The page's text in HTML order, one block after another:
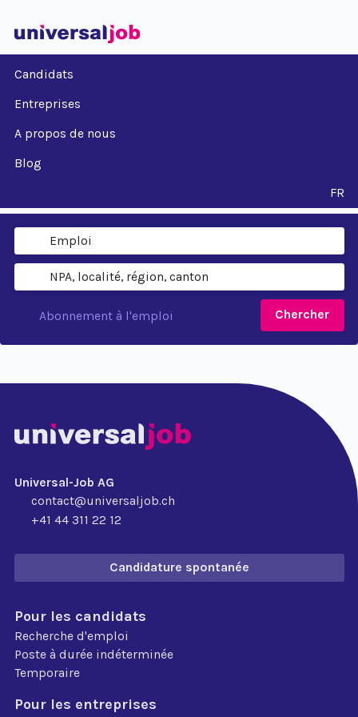
Candidats
Entreprises
A propos de nous
Blog
FR
Chercher
Abonnement à l'emploi
Universal-Job AG
contact@universaljob.ch
+41 44 311 22 12
Candidature spontanée
Pour les candidats
Recherche d'emploi
Poste à durée indéterminée
Temporaire
Pour les entreprises